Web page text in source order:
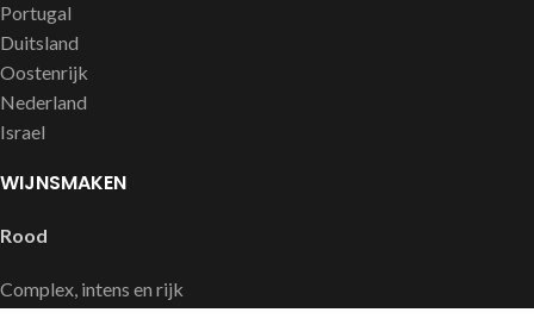
Portugal
Duitsland
Oostenrijk
Nederland
Israel
WIJNSMAKEN
Rood
Complex, intens en rijk